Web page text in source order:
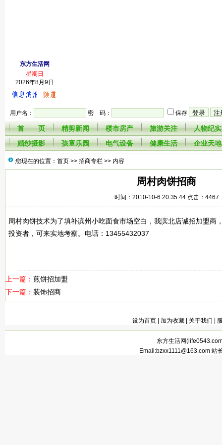
东方生活网
星期日
2026年8月9日
用户名： 密 码： 保存
首 页 精剪新闻 楼市房产 旅游关注
人物纪实
婚纱摄影
孩童乐园 电气设备 健康生活 企业天地
您现在的位置：首页 >> 招商专栏 >> 内容
周村肉饼招商
时间：2010-10-6 20:35:44 点击：4467
周村肉饼技术为了填补滨州小吃面食市场空白，我滨北店诚招加盟商
投资者，可来实地考察。电话：13455432037
上一篇： 煎饼招加盟
下一篇： 装饰招商
设为首页| 加为收藏| 关于我们
东方生活网(
Email:bzxx1111@163.com 站